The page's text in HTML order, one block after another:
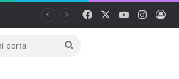
Facebook YouTube
Pretražite